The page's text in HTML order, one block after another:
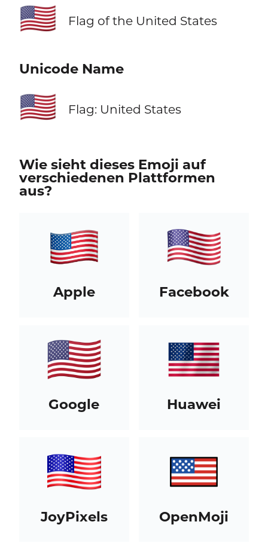
🇺🇸 Flag of the United States
Unicode Name
🇺🇸 Flag: United States
Wie sieht dieses Emoji auf
verschiedenen Plattformen
aus?
Apple Facebook
Google Huawei
JoyPixels OpenMoji